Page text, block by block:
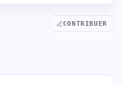
CONTRIBUER